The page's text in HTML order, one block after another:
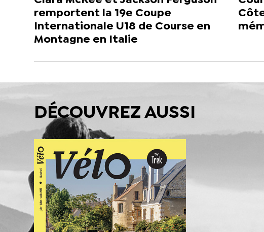
remportent la 19e Coupe
Internationale U18 de Course en
Montagne en Italie
DÉCOUVREZ AUSSI